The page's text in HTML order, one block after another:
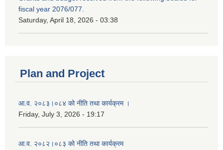
fiscal year 2076/077.
Saturday, April 18, 2026 - 03:38
Plan and Project
आ.व. २०८३।०८४ को नीति तथा कार्यक्रम ।
Friday, July 3, 2026 - 19:17
आ.व. २०८२।०८३ को नीति तथा कार्यक्रम